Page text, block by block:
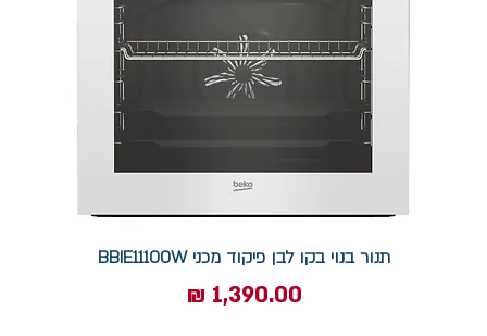
תנור בנוי בקו לבן פיקוד מכני BBIE11100W
מחיר